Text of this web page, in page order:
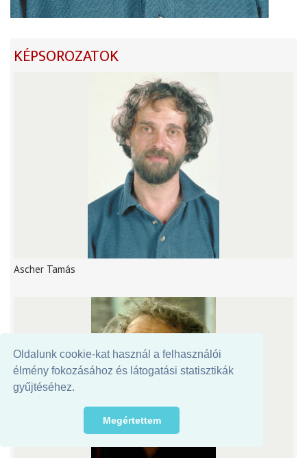
Oldalunk cookie-kat használ a felhasználói
élmény fokozásához és látogatási statisztikák
gyűjtéséhez.
Megértettem
KÉPSOROZATOK
Ascher Tamás